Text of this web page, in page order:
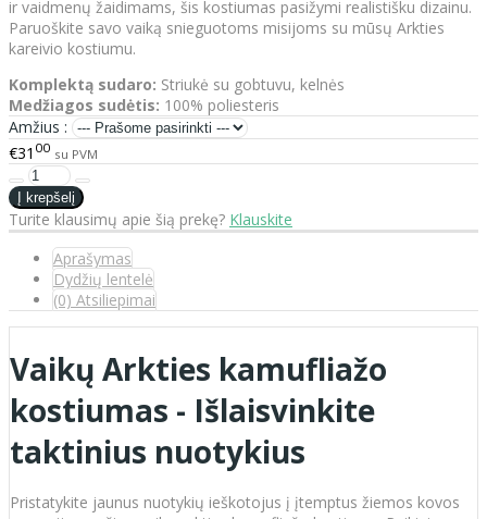
ir vaidmenų žaidimams, šis kostiumas pasižymi realistišku dizainu.
Paruoškite savo vaiką snieguotoms misijoms su mūsų Arkties
kareivio kostiumu.
Komplektą sudaro: Striukė su gobtuvu, kelnės
Medžiagos sudėtis: 100% poliesteris
Amžius :
€31 00 su PVM
Turite klausimų apie šią prekę? Klauskite
Aprašymas
Dydžių lentelė
(0) Atsiliepimai
Vaikų Arkties kamufliažo
kostiumas - Išlaisvinkite
taktinius nuotykius
Pristatykite jaunus nuotykių ieškotojus į įtemptus žiemos kovos